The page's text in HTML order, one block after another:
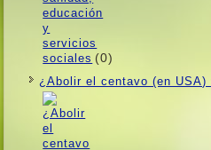
(0)
¿Abolir el centavo (en